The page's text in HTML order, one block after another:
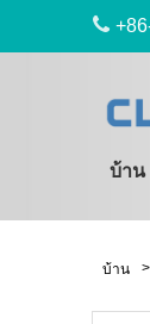
บ้าน
บ้าน >